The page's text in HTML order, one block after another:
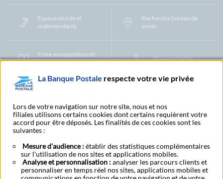
Espace sourds et
malentendants
Recherche bureau de
poste
Foire aux questions et
centre d'aide
Nous contacter
Protection des Données à Caractère PersonnelFiliales et partenaires
CookiesGestion des cookiesActualiser vos informations
Contestation et réclamation Coordonnées Centres Financiers
Alertes fraudes et points de vigilance Actualités réglementaires CGU
Aide navigateur et systèmes d'exploitation
Vider le cache de votre navigateurLexique Aide et accessibilité
Accessibilité – Partiellement conforme Espace candidature
La Banque Postale respecte votre vie privée
Lors de votre navigation sur notre site, nous et nos
filiales utilisons certains cookies dont certains requièrent votre
accord pour être déposés. Les finalités de ces cookies sont les
suivantes :
Mesure d’audience :établir des statistiques complémentaires
sur l'utilisation de nos sites et applications mobiles.
Analyse et personnalisation :analyser les parcours clients et
personnaliser en temps réel nos sites, applications mobiles et